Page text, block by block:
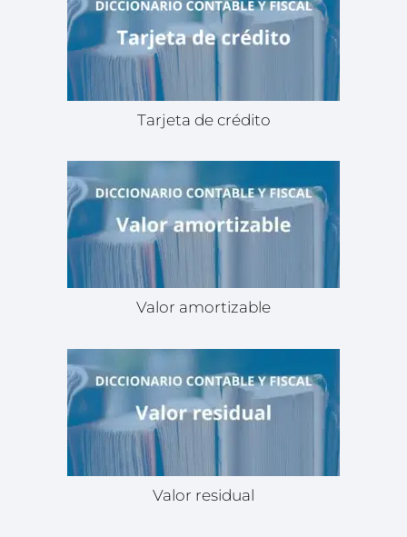
Tarjeta de crédito
Valor amortizable
Valor residual